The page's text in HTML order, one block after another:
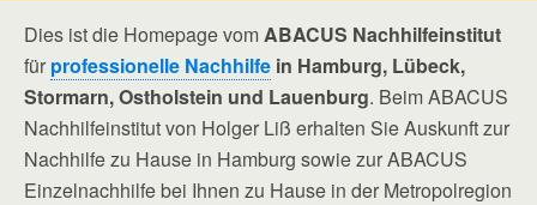
Dies ist die Homepage vomABACUS Nachhilfeinstitut
für professionelle Nachhilfe in Hamburg, Lübeck,
Stormarn, Ostholstein und Lauenburg. Beim ABACUS
Nachhilfeinstitut von Holger Liß erhalten Sie Auskunft zur
Nachhilfe zu Hause in Hamburg sowie zur ABACUS
Einzelnachhilfe bei Ihnen zu Hause in der Metropolregion